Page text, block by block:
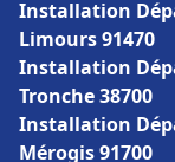
Installation
Limours 91470
Installation
Tronche 38700
Installation
Mérogis 91700